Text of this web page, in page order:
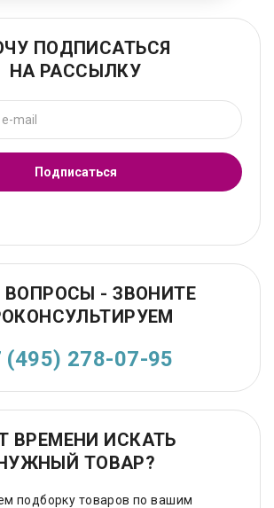
ПОДПИСАТЬСЯ
НА РАССЫЛКУ
Подписаться
ВОПРОСЫ - ЗВОНИТЕ
(495) 278-07-95
ВРЕМЕНИ ИСКАТЬ
ТОВАР?
подборку товаров по вашим